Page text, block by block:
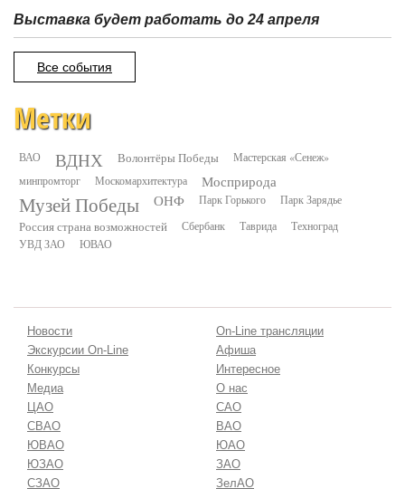
Выставка будет работать до 24 апреля
Все события
Метки
ВАО ВДНХ Волонтёры Победы
Мастерская «Сенеж»
минпромторг
Москомархитектура Мосприрода
Музей Победы ОНФ Парк Горького Парк Зарядье
Россия страна возможностей Сбербанк Таврида
Техноград
УВД ЗАО
ЮВАО
Новости
On-Line трансляции
Экскурсии On-Line
Афиша
Конкурсы
Интересное
Медиа
О нас
ЦАО
САО
СВАО
ВАО
ЮВАО
ЮАО
ЮЗАО
ЗАО
СЗАО
ЗелАО